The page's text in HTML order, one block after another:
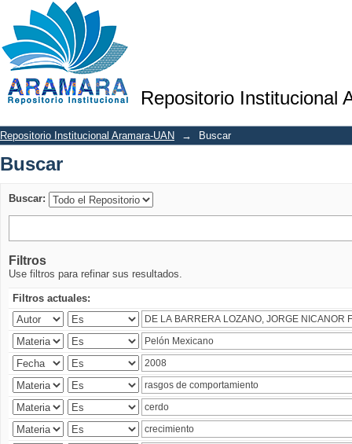
Repositorio Institucional
Buscar
Repositorio Institucional Aramara-UAN → Buscar
Buscar
Buscar:
Filtros
Use filtros para refinar sus resultados.
Filtros actuales: